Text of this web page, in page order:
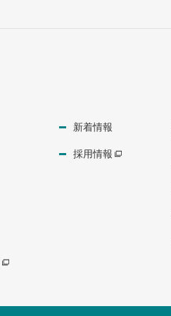
新着情報
採用情報